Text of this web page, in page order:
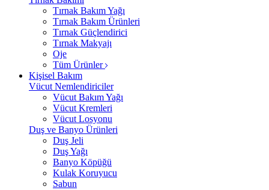
Tırnak Bakım Yağı
Tırnak Bakım Ürünleri
Tırnak Güçlendirici
Tırnak Makyajı
Oje
Tüm Ürünler
Kişisel Bakım
Vücut Nemlendiriciler
Vücut Bakım Yağı
Vücut Kremleri
Vücut Losyonu
Duş ve Banyo Ürünleri
Duş Jeli
Duş Yağı
Banyo Köpüğü
Kulak Koruyucu
Sabun